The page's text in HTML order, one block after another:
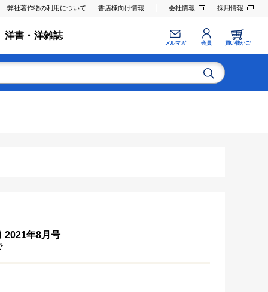
弊社著作物の利用について 書店様向け情報 会社情報 採用情報
洋書・洋雑誌
メルマガ 会員 買い物かご
2021年8月号